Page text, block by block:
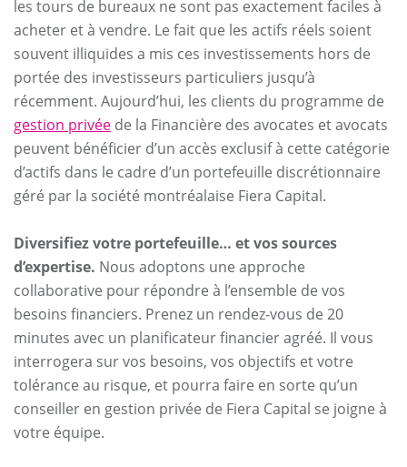
les tours de bureaux ne sont pas exactement faciles à
acheter et à vendre. Le fait que les actifs réels soient
souvent illiquides a mis ces investissements hors de
portée des investisseurs particuliers jusqu’à
récemment. Aujourd’hui, les clients du programme de
gestion privée de la Financière des avocates et avocats
peuvent bénéficier d’un accès exclusif à cette catégorie
d’actifs dans le cadre d’un portefeuille discrétionnaire
géré par la société montréalaise Fiera Capital.
Diversifiez votre portefeuille… et vos sources
d’expertise. Nous adoptons une approche
collaborative pour répondre à l’ensemble de vos
besoins financiers. Prenez un rendez-vous de 20
minutes avec un planificateur financier agréé. Il vous
interrogera sur vos besoins, vos objectifs et votre
tolérance au risque, et pourra faire en sorte qu’un
conseiller en gestion privée de Fiera Capital se joigne à
votre équipe.